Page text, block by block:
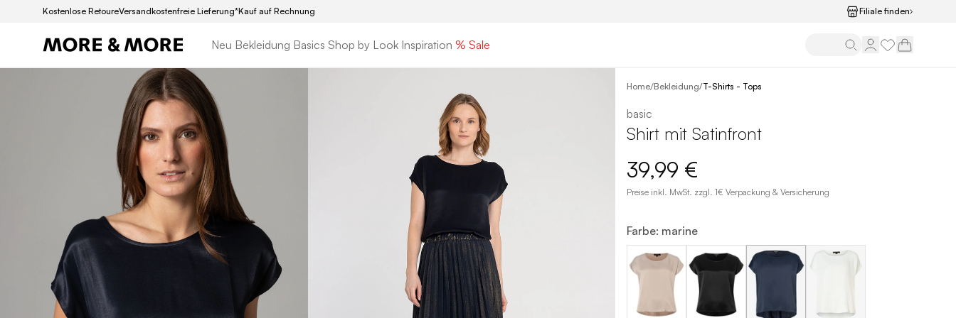
Kostenlose RetoureVersandkostenfreie Lieferung*Kauf auf Rechnung Filiale finden
Neu Bekleidung Basics Shop by Look Inspiration % Sale
Home/Bekleidung/T-Shirts - Tops
basic
Shirt mit Satinfront
39,99 €
Preise inkl. MwSt. zzgl. 1€ Verpackung & Versicherung
Farbe: marine